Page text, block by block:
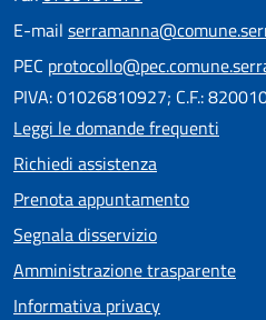
E-mail
PEC
PIVA: 01026810927; C.F.:
Leggi le domande frequenti
Richiedi assistenza
Prenota appuntamento
Segnala disservizio
Amministrazione trasparente
Informativa privacy